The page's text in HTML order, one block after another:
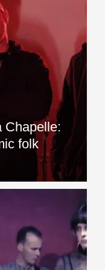
Chapelle:
folk